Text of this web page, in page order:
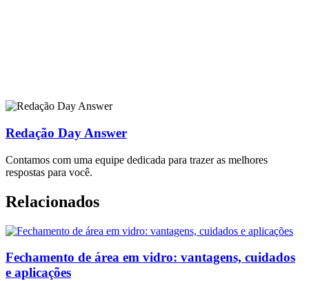
Redação Day Answer
Contamos com uma equipe dedicada para trazer as melhores
respostas para você.
Relacionados
Fechamento de área em vidro: vantagens, cuidados
e aplicações